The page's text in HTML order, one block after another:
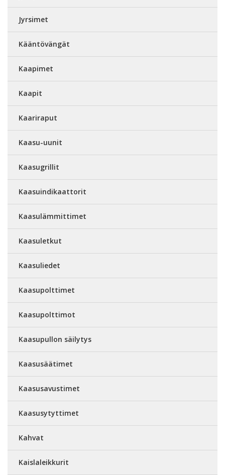
Jyrsimet
Kääntövängät
Kaapimet
Kaapit
Kaariraput
Kaasu-uunit
Kaasugrillit
Kaasuindikaattorit
Kaasulämmittimet
Kaasuletkut
Kaasuliedet
Kaasupolttimet
Kaasupolttimot
Kaasupullon säilytys
Kaasusäätimet
Kaasusavustimet
Kaasusytyttimet
Kahvat
Kaislaleikkurit